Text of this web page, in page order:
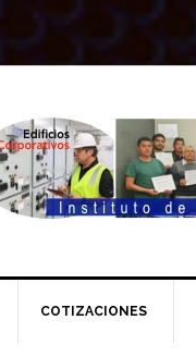
COTIZACIONES